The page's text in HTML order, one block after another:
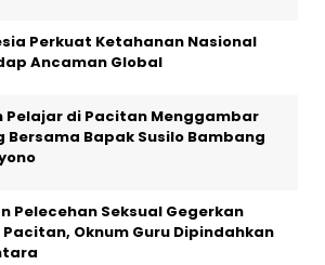
Perkuat Ketahanan Nasional
Ancaman Global
Pelajar di Pacitan Menggambar
Bersama Bapak Susilo Bambang
Pelecehan Seksual Gegerkan
Pacitan, Oknum Guru Dipindahkan